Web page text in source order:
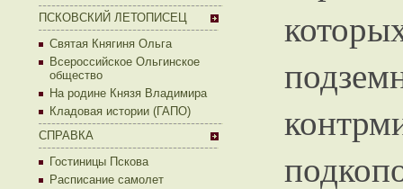
ПСКОВСКИЙ ЛЕТОПИСЕЦ
Святая Княгиня Ольга
Всероссийское Ольгинское
общество
На родине Князя Владимира
Кладовая истории (ГАПО)
СПРАВКА
Гостиницы Пскова
Расписание самолет